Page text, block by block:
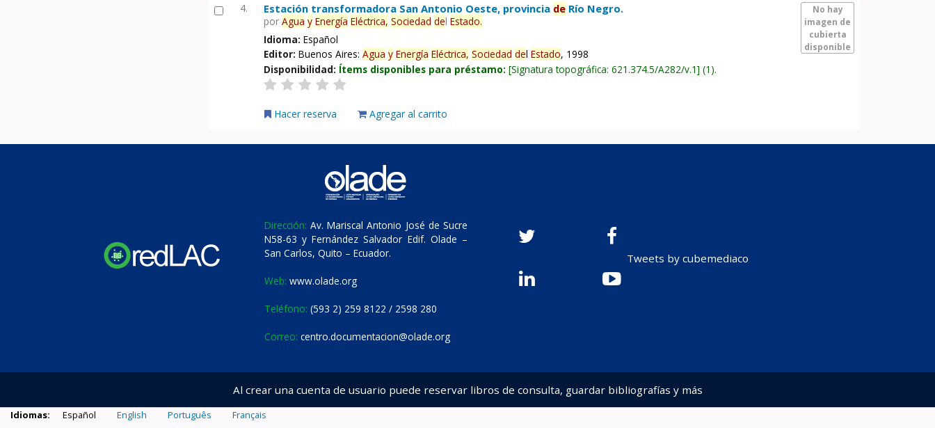
4.
No hay
imagen de
cubierta
disponible
Estación transformadora San Antonio Oeste, provincia de Río Negro.
porAgua y Energía Eléctrica, Sociedad delEstado.
Idioma:Español
Editor:Buenos Aires:Agua y Energía Eléctrica, Sociedad delEstado, 1998
Disponibilidad: Ítems disponibles para préstamo: Signatura topográfica:621.374.5/A282/v.1 (1).
Hacer reserva Agregar al carrito
Dirección: Av. Mariscal Antonio José de Sucre
N58-63 y Fernández Salvador Edif. Olade –
San Carlos, Quito – Ecuador.
Web: www.olade.org
Teléfono: (593 2) 259 8122 / 2598 280
Correo: centro.documentacion@olade.org
Tweets by cubemediaco
Al crear una cuenta de usuario puede reservar libros de consulta, guardar bibliografías y más
Idiomas: Español English Português Français